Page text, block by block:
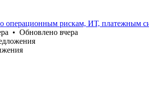
операционным рискам, ИТ, платежным
• Обновлено вчера